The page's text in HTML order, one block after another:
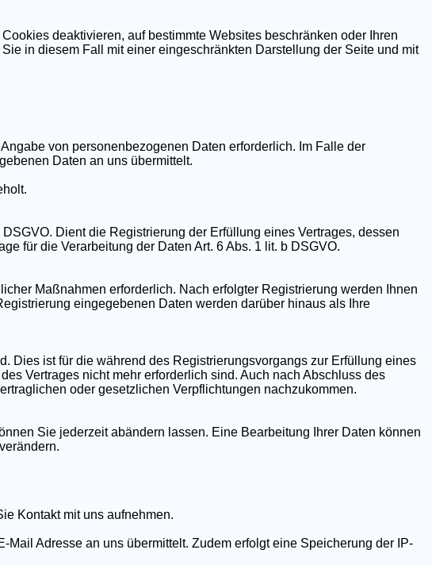
deaktivieren, auf bestimmte Websites beschränken oder Ihren
in diesem Fall mit einer eingeschränkten Darstellung der Seite und mit
von personenbezogenen Daten erforderlich. Im Falle der
Daten an uns übermittelt.
Dient die Registrierung der Erfüllung eines Vertrages, dessen
für die Verarbeitung der Daten Art. 6 Abs. 1 lit. b DSGVO.
Maßnahmen erforderlich. Nach erfolgter Registrierung werden Ihnen
eingegebenen Daten werden darüber hinaus als Ihre
Dies ist für die während des Registrierungsvorgangs zur Erfüllung eines
Vertrages nicht mehr erforderlich sind. Auch nach Abschluss des
oder gesetzlichen Verpflichtungen nachzukommen.
Sie jederzeit abändern lassen. Eine Bearbeitung Ihrer Daten können
Kontakt mit uns aufnehmen.
Adresse an uns übermittelt. Zudem erfolgt eine Speicherung der IP-